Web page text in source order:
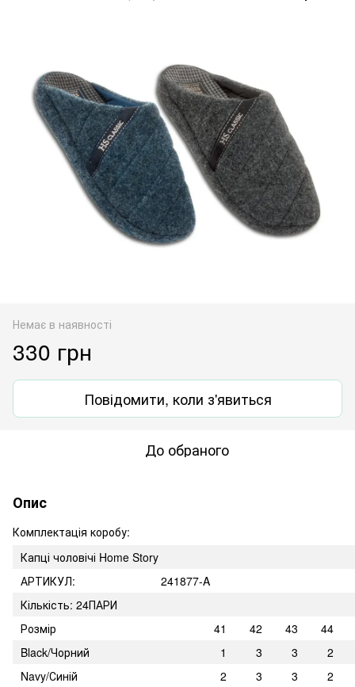
Немає в наявності
330 грн
Повідомити, коли з'явиться
До обраного
Опис
Комплектація коробу:
Капці чоловічі Home Story
АРТИКУЛ:
241877-A
Кількість: 24ПАРИ
Розмір
41 42 43
44
Black/Чорний
1 3 3
2
Navy/Синій
2 3 3 2